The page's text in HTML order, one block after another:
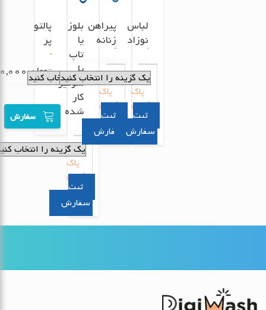
پالتو
پر
تومان180,000
سفارش
بلوز
یا
تاپ
یا
شومیز
کار
شده
پاک
کردن
سفارش
پیراهن
زنانه
پاک
کردن
سفارش
لباس
نوزاد
پاک
کردن
سفارش